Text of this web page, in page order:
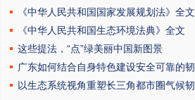
《中华人民共和国国家发展规划法》全文
《中华人民共和国生态环境法典》全文
这些提法，“点”绿美丽中国新图景
广东如何结合自身特色建设安全可靠的韧
以生态系统视角重塑长三角都市圈气候韧